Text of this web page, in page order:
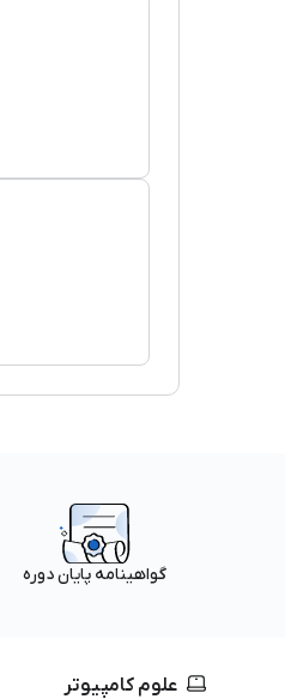
گواهینامه پایان دوره
علوم کامپیوتر